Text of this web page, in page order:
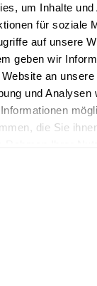
um Inhalte und
für soziale
auf unsere
geben wir
an
und Analysen
die Sie